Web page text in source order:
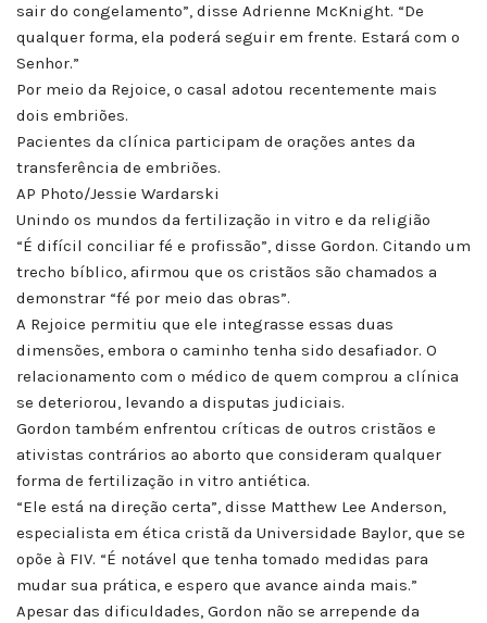
sair do congelamento”, disse Adrienne McKnight. “De
qualquer forma, ela poderá seguir em frente. Estará com o
Senhor.”
Por meio da Rejoice, o casal adotou recentemente mais
dois embriões.
Pacientes da clínica participam de orações antes da
transferência de embriões.
AP Photo/Jessie Wardarski
Unindo os mundos da fertilização in vitro e da religião
“É difícil conciliar fé e profissão”, disse Gordon. Citando um
trecho bíblico, afirmou que os cristãos são chamados a
demonstrar “fé por meio das obras”.
A Rejoice permitiu que ele integrasse essas duas
dimensões, embora o caminho tenha sido desafiador. O
relacionamento com o médico de quem comprou a clínica
se deteriorou, levando a disputas judiciais.
Gordon também enfrentou críticas de outros cristãos e
ativistas contrários ao aborto que consideram qualquer
forma de fertilização in vitro antiética.
“Ele está na direção certa”, disse Matthew Lee Anderson,
especialista em ética cristã da Universidade Baylor, que se
opõe à FIV. “É notável que tenha tomado medidas para
mudar sua prática, e espero que avance ainda mais.”
Apesar das dificuldades, Gordon não se arrepende da